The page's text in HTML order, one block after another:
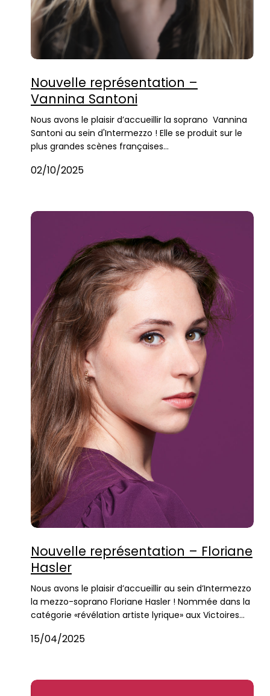
Nouvelle représentation –
Vannina Santoni
Nous avons le plaisir d’accueillir la soprano Vannina
Santoni au sein d'Intermezzo ! Elle se produit sur le
plus grandes scènes françaises…
02/10/2025
Nouvelle représentation – Floriane
Hasler
Nous avons le plaisir d’accueillir au sein d’Intermezzo
la mezzo-soprano Floriane Hasler ! Nommée dans la
catégorie «révélation artiste lyrique» aux Victoires…
15/04/2025